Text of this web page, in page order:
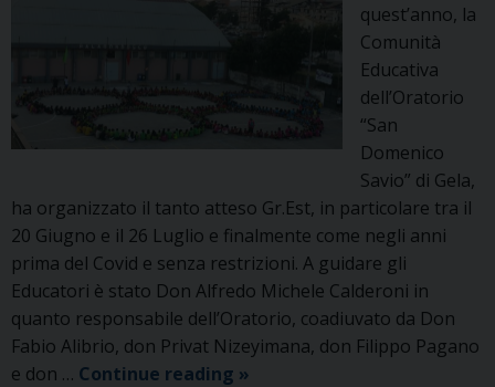
quest’anno, la
Comunità
Educativa
dell’Oratorio
“San
Domenico
Savio” di Gela,
ha organizzato il tanto atteso Gr.Est, in particolare tra il
20 Giugno e il 26 Luglio e finalmente come negli anni
prima del Covid e senza restrizioni. A guidare gli
Educatori è stato Don Alfredo Michele Calderoni in
quanto responsabile dell’Oratorio, coadiuvato da Don
Fabio Alibrio, don Privat Nizeyimana, don Filippo Pagano
e don … Continue reading Salesiani
»